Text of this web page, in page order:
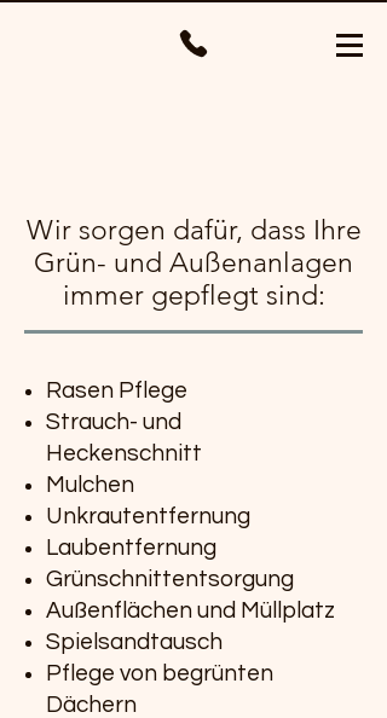
Wir sorgen dafür, dass Ihre
Grün- und Außenanlagen
immer gepflegt sind:
Rasen Pflege
Strauch- und
Heckenschnitt
Mulchen
Unkrautentfernung
Laubentfernung
Grünschnittentsorgung
Außenflächen und Müllplatz
Spielsandtausch
Pflege von begrünten
Dächern